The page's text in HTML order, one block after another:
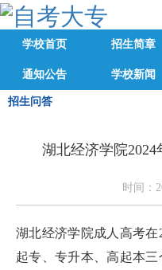
学校首页 招生简章
通知公告 学校新闻
招生问答
湖北经济学院2024
时间：
湖北经济学院成人高考在
起专、专升本、高起本